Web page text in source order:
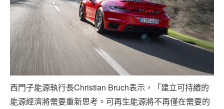
西門子能源執行長Christian Bruch表示，「建立可持續的
能源經濟將需要重新思考。可再生能源將不再僅在需要的